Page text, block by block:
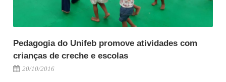
Pedagogia do Unifeb promove atividades com
crianças de creche e escolas
20/10/2016